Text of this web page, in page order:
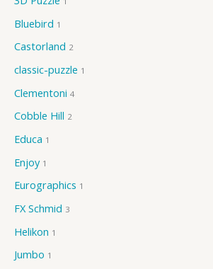
Bluebird 1
Castorland 2
classic-puzzle 1
Clementoni 4
Cobble Hill 2
Educa 1
Enjoy 1
Eurographics 1
FX Schmid 3
Helikon 1
Jumbo 1